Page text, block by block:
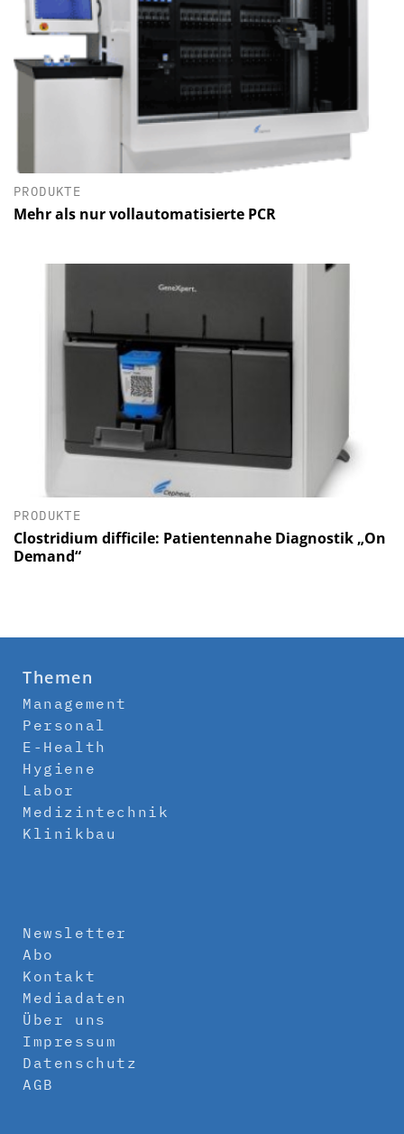
PRODUKTE
Mehr als nur vollautomatisierte PCR
PRODUKTE
Clostridium difficile: Patientennahe Diagnostik „On
Demand“
Themen
Management
Personal
E-Health
Hygiene
Labor
Medizintechnik
Klinikbau
Newsletter
Abo
Kontakt
Mediadaten
Über uns
Impressum
Datenschutz
AGB